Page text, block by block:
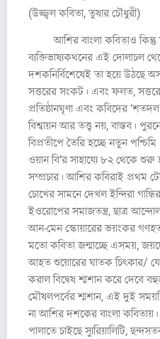
(উজ্জ্বল কবিতা, তুষার চৌধুরী)
আশির বাংলা কবিতাও কিন্তু
ব্যক্তিভাষ্যকথনের এই দোলাচল
দশকনির্বিশেষেই তা হয়ে উঠছে
সত্তরের সংকট। এবং ফলত,
প্রতিষ্ঠানঘৃণা এবং কবিদের ‘শতদল
বিশ্বায়ন আর তত্ত্ব নয়, বাস্তব।
বিপ্রতীপে তৈরি হচ্ছে নতুন
ওয়ান বি’র সাহায্যে ৮২ থেকে
সম্প্রচার। আশির কবিরাই প্রথম
চোখের সামনে দেখল ইন্দিরা
ইওরোপের সমাজতন্ত্র, ছাত্র
আন-মেন স্কোয়ারের ভয়ংকর
মতো কবিতা জন্মাচ্ছে এসময়,
আহত শুয়োরের ঘাতক চিৎকার/
করাল বিদ্বেষ শ্মশান করে দেবে
মৌষলপর্বের শ্মশান, এই দুই
না আশির দশকের বাংলা
পালাতে চাইছে স্যুরিয়ালিটি,